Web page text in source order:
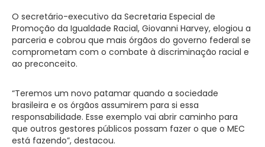
O secretário-executivo da Secretaria Especial de
Promoção da Igualdade Racial, Giovanni Harvey, elogiou a
parceria e cobrou que mais órgãos do governo federal se
comprometam com o combate à discriminação racial e
ao preconceito.
“Teremos um novo patamar quando a sociedade
brasileira e os órgãos assumirem para si essa
responsabilidade. Esse exemplo vai abrir caminho para
que outros gestores públicos possam fazer o que o MEC
está fazendo”, destacou.